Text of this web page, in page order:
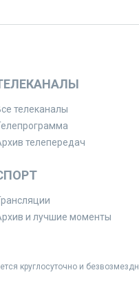
телеканалы
телепередач
и лучшие моменты
круглосуточно и